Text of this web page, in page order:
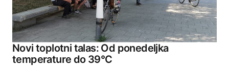
Novi toplotni talas: Od ponedeljka
temperature do 39°C